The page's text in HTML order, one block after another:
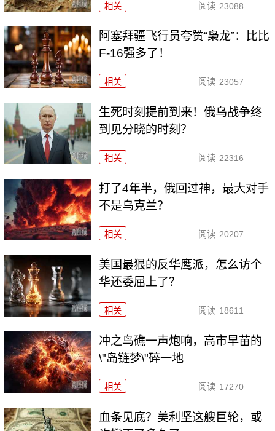
相关 阅读 23088
阿塞拜疆飞行员夸赞“枭龙”：比比
F-16强多了！
相关 阅读 23057
生死时刻提前到来！俄乌战争终
到见分晓的时刻？
相关 阅读 22316
打了4年半，俄回过神，最大对手
不是乌克兰？
相关 阅读 20207
美国最狠的反华鹰派，怎么访个
华还委屈上了？
相关 阅读 18611
冲之鸟礁一声炮响，高市早苗的
\"岛链梦\"碎一地
相关 阅读 17270
血条见底？美利坚这艘巨轮，或